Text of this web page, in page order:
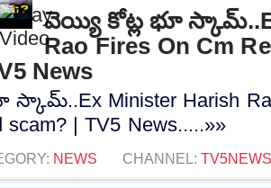
వెయ్యి కోట్ల భూ
Rao Fires On Cm
News
Minister Harish
scam? | TV5 News.....»»
NEWS CHANNEL: TV5NEWS